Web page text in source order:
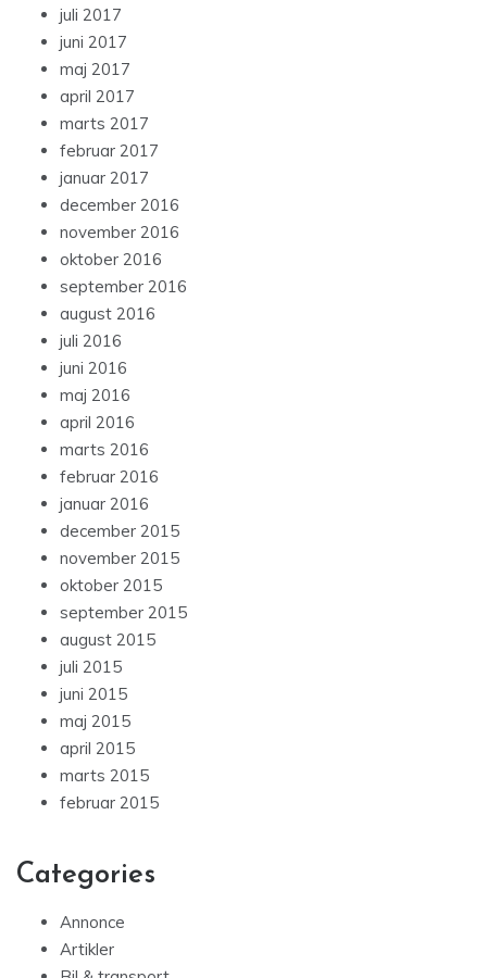
juli 2017
juni 2017
maj 2017
april 2017
marts 2017
februar 2017
januar 2017
december 2016
november 2016
oktober 2016
september 2016
august 2016
juli 2016
juni 2016
maj 2016
april 2016
marts 2016
februar 2016
januar 2016
december 2015
november 2015
oktober 2015
september 2015
august 2015
juli 2015
juni 2015
maj 2015
april 2015
marts 2015
februar 2015
Categories
Annonce
Artikler